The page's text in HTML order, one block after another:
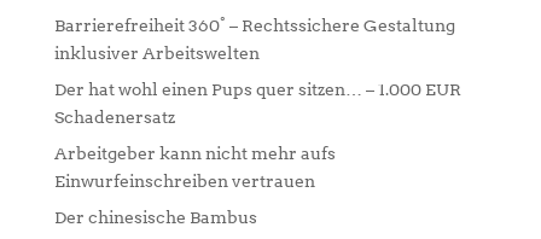
v
e
:
Barrierefreiheit 360° – Rechtssichere Gestaltung
inklusiver Arbeitswelten
Der hat wohl einen Pups quer sitzen… – 1.000 EUR
Schadenersatz
Arbeitgeber kann nicht mehr aufs
Einwurfeinschreiben vertrauen
Der chinesische Bambus